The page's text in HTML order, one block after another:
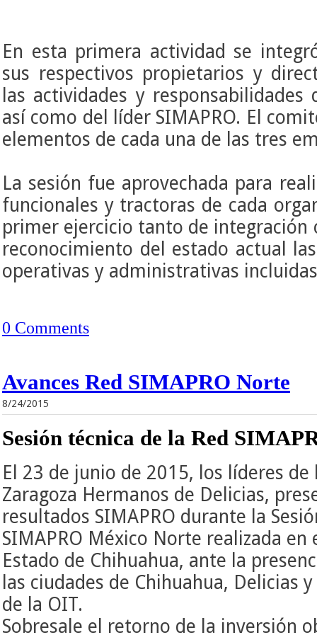
En esta primera actividad se
sus respectivos propietarios y
las actividades y
así como del líder SIMAPRO. El
elementos de cada una de las tres
​La sesión fue aprovechada para
funcionales y tractoras de cada
primer ejercicio tanto de integración
reconocimiento del estado actual
operativas y administrativas
0 Comments
Avances Red SIMAPRO Norte
8/24/2015
Sesión técnica de la Red
El 23 de junio de 2015, los líderes de
Zaragoza Hermanos de Delicias,
resultados SIMAPRO durante la
SIMAPRO México Norte realizada
Estado de Chihuahua, ante la
las ciudades de Chihuahua, Delicias
de la OIT.
Sobresale el retorno de la inversión